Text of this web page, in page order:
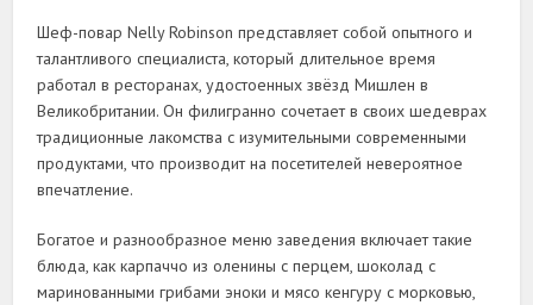
Шеф-повар Nelly Robinson представляет собой опытного и
талантливого специалиста, который длительное время
работал в ресторанах, удостоенных звёзд Мишлен в
Великобритании. Он филигранно сочетает в своих шедеврах
традиционные лакомства с изумительными современными
продуктами, что производит на посетителей невероятное
впечатление.
Богатое и разнообразное меню заведения включает такие
блюда, как карпаччо из оленины с перцем, шоколад с
маринованными грибами эноки и мясо кенгуру с морковью,